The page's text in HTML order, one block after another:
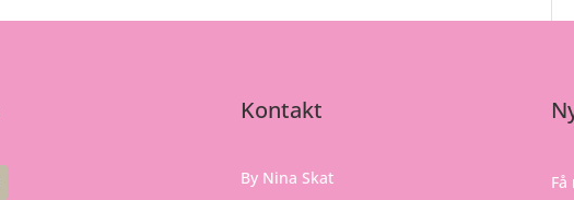
Kontakt
By Nina Skat